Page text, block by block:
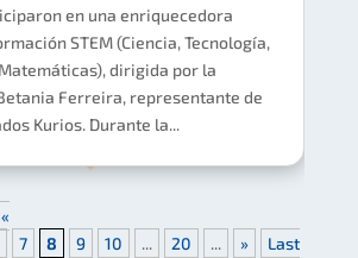
en una enriquecedora
STEM (Ciencia, Tecnología,
dirigida por la
Ferreira, representante de
Kurios. Durante la...
«
7 8 9 10 ... 20 ... »
Last